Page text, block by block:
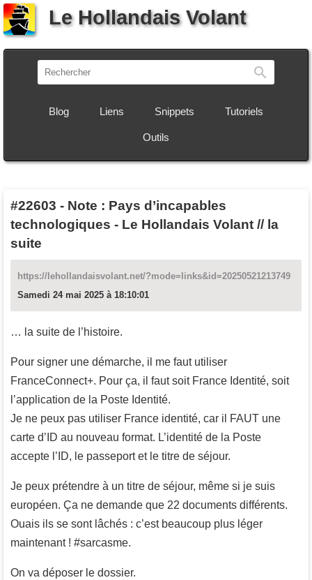
Le Hollandais Volant
Blog Liens Snippets Tutoriels
Outils
#22603 - Note : Pays d’incapables
technologiques - Le Hollandais Volant // la
suite
https://lehollandaisvolant.net/?mode=links&id=20250521213749
Samedi 24 mai 2025 à 18:10:01
… la suite de l’histoire.
Pour signer une démarche, il me faut utiliser
FranceConnect+. Pour ça, il faut soit France Identité, soit
l’application de la Poste Identité.
Je ne peux pas utiliser France identité, car il FAUT une
carte d’ID au nouveau format. L’identité de la Poste
accepte l’ID, le passeport et le titre de séjour.
Je peux prétendre à un titre de séjour, même si je suis
européen. Ça ne demande que 22 documents différents.
Ouais ils se sont lâchés : c’est beaucoup plus léger
maintenant ! #sarcasme.
On va déposer le dossier.